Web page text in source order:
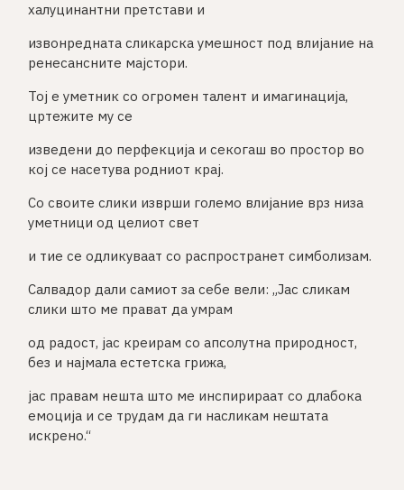
халуцинантни претстави и
извонредната сликарска умешност под влијание на
ренесансните мајстори.
Тој е уметник со огромен талент и имагинација,
цртежите му се
изведени до перфекција и секогаш во простор во
кој се насетува родниот крај.
Со своите слики изврши големо влијание врз низа
уметници од целиот свет
и тие се одликуваат со распространет симболизам.
Салвадор дали самиот за себе вели: „Јас сликам
слики што ме прават да умрам
од радост, јас креирам со апсолутна природност,
без и најмала естетска грижа,
јас правам нешта што ме инспирираат со длабока
емоција и се трудам да ги насликам нештата
искрено.“